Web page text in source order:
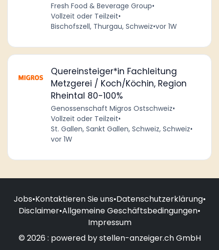
Fresh Food & Beverage Group•
Vollzeit oder Teilzeit•
Bischofszell, Thurgau, Schweiz•vor 1W
Quereinsteiger*in Fachleitung
Metzgerei / Koch/Köchin, Region
Rheintal 80-100%
Genossenschaft Migros Ostschweiz•
Vollzeit oder Teilzeit•
St. Gallen, Sankt Gallen, Schweiz, Schweiz•
vor 1W
Jobs•Kontaktieren Sie uns•Datenschutzerklärung•
Disclaimer•Allgemeine Geschäftsbedingungen•
Impressum
© 2026 : powered by stellen-anzeiger.ch GmbH